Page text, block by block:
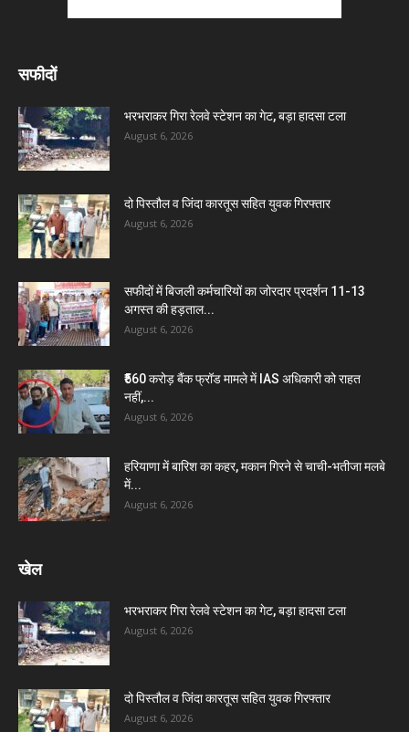
सफीदों
भरभराकर गिरा रेलवे स्टेशन का गेट, बड़ा हादसा टला
August 6, 2026
दो पिस्तौल व जिंदा कारतूस सहित युवक गिरफ्तार
August 6, 2026
सफीदों में बिजली कर्मचारियों का जोरदार प्रदर्शन 11-13
अगस्त की हड़ताल...
August 6, 2026
₹560 करोड़ बैंक फ्रॉड मामले में IAS अधिकारी को राहत
नहीं,...
August 6, 2026
हरियाणा में बारिश का कहर, मकान गिरने से चाची-भतीजा मलबे
में...
August 6, 2026
खेल
भरभराकर गिरा रेलवे स्टेशन का गेट, बड़ा हादसा टला
August 6, 2026
दो पिस्तौल व जिंदा कारतूस सहित युवक गिरफ्तार
August 6, 2026